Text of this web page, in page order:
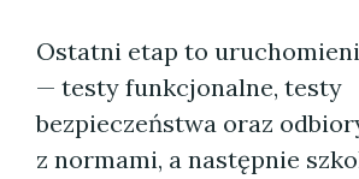
Ostatni etap to
— testy funkcjonalne, testy
bezpieczeństwa oraz
z normami, a następnie